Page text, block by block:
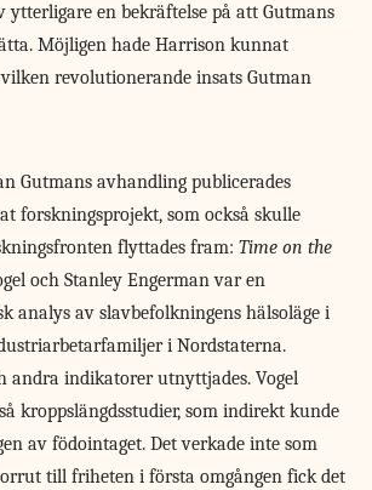
ytterligare en bekräftelse på att Gutmans
Möjligen hade Harrison kunnat
revolutionerande insats Gutman
Gutmans avhandling publicerades
forskningsprojekt, som också skulle
flyttades fram:Time on the
och Stanley Engerman var en
analys av slavbefolkningens hälsoläge i
i Nordstaterna.
andra indikatorer utnyttjades. Vogel
kroppslängdsstudier, som indirekt kunde
av födointaget. Det verkade inte som
till friheten i första omgången fick det